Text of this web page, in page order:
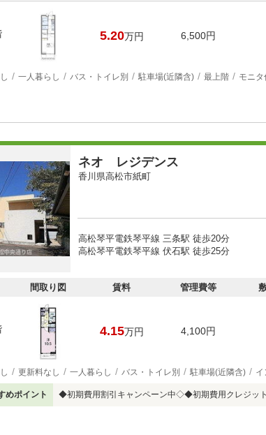
5.20万円 6,500円
一人暮らし バス・トイレ別 駐車場(近隣含) 最上階 モニ
ネオ レジデンス
香川県高松市紙町
高松琴平電鉄琴平線 三条駅 徒歩20分
高松琴平電鉄琴平線 伏石駅 徒歩25分
間取り図 賃料 管理費等
4.15万円 4,100円
更新料なし 一人暮らし バス・トイレ別 駐車場(近隣含) イ
めポイント ◆初期費用割引キャンペーン中◇◆初期費用クレジ